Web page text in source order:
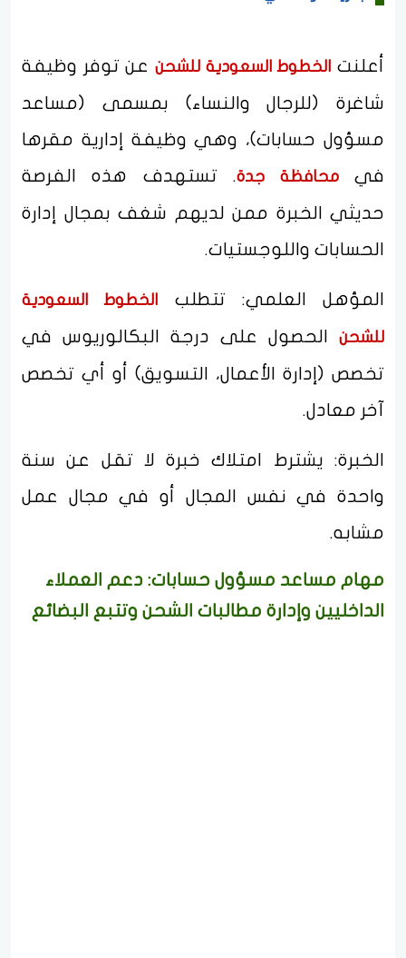
أعلنت الخطوط السعودية للشحن عن توفر وظيفة
شاغرة (للرجال والنساء) بمسمى (مساعد
مسؤول حسابات)، وهي وظيفة إدارية مقرها
فيمحافظة جدة. تستهدف هذه الفرصة
حديثي الخبرة ممن لديهم شغف بمجال إدارة
الحسابات واللوجستيات.
المؤهل العلمي: تتطلب الخطوط السعودية
للشحن الحصول على درجة البكالوريوس في
تخصص (إدارة الأعمال، التسويق) أو أي تخصص
آخر معادل.
الخبرة: يشترط امتلاك خبرة لا تقل عن سنة
واحدة في نفس المجال أو في مجال عمل
مشابه.
مهام مساعد مسؤول حسابات: دعم العملاء
الداخليين وإدارة مطالبات الشحن وتتبع البضائع